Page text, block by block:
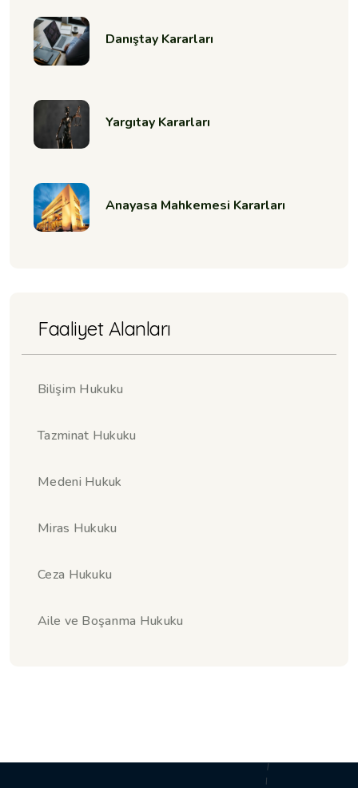
Danıştay Kararları
Yargıtay Kararları
Anayasa Mahkemesi Kararları
Faaliyet Alanları
Bilişim Hukuku
Tazminat Hukuku
Medeni Hukuk
Miras Hukuku
Ceza Hukuku
Aile ve Boşanma Hukuku